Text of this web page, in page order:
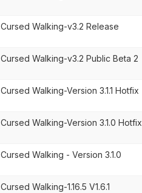
Cursed Walking-v3.2 Release
Cursed Walking-v3.2 Public Beta 2
Cursed Walking-Version 3.1.1 Hotfix
Cursed Walking-Version 3.1.0 Hotfix
Cursed Walking - Version 3.1.0
Cursed Walking-1.16.5 V1.6.1